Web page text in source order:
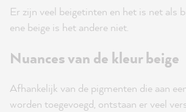
Er zijn veel beigetinten en het is net als
ene beige is het andere niet.
Nuances van de kleur beige
Afhankelijk van de pigmenten die aan
worden toegevoegd, ontstaan er veel